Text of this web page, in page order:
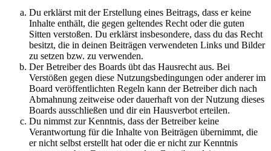
Du erklärst mit der Erstellung eines Beitrags, dass er keine
Inhalte enthält, die gegen geltendes Recht oder die guten
Sitten verstoßen. Du erklärst insbesondere, dass du das Recht
besitzt, die in deinen Beiträgen verwendeten Links und Bilder
zu setzen bzw. zu verwenden.
Der Betreiber des Boards übt das Hausrecht aus. Bei
Verstößen gegen diese Nutzungsbedingungen oder anderer im
Board veröffentlichten Regeln kann der Betreiber dich nach
Abmahnung zeitweise oder dauerhaft von der Nutzung dieses
Boards ausschließen und dir ein Hausverbot erteilen.
Du nimmst zur Kenntnis, dass der Betreiber keine
Verantwortung für die Inhalte von Beiträgen übernimmt, die
er nicht selbst erstellt hat oder die er nicht zur Kenntnis